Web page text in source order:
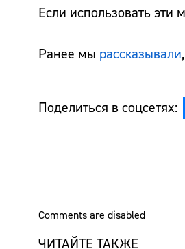
Если использовать эти
Ранее мы рассказывали
Поделиться в соцсетях:
Comments are disabled
ЧИТАЙТЕ ТАКЖЕ